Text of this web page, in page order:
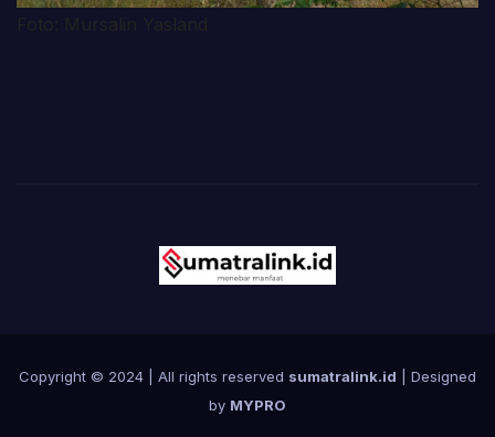
Copyright © 2024 | All rights reserved sumatralink.id | Designed
by MYPRO